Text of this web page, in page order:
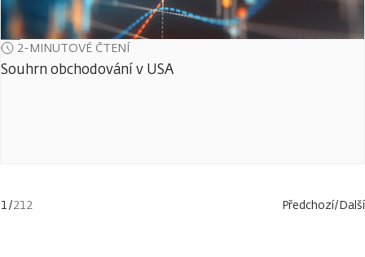
2-MINUTOVÉ ČTENÍ
Souhrn obchodování v USA
1/212 Předchozí/Další